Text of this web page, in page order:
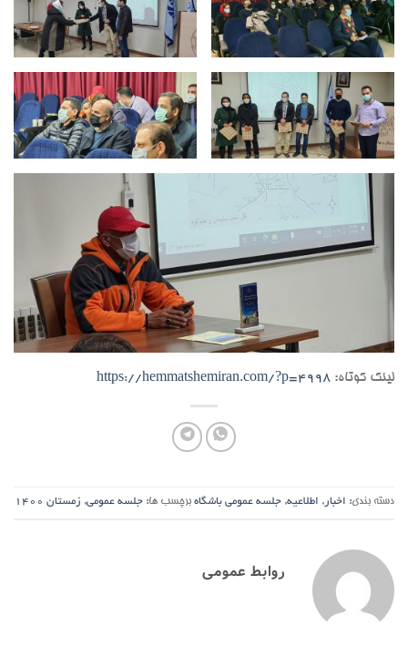
لینک کوتاه: https://hemmatshemiran.com/?p=4998
دسته بندی: اخبار, اطلاعیه,جلسه عمومی باشگاه برچسب ها:جلسه عمومی, زمستان 1400
روابط عمومی